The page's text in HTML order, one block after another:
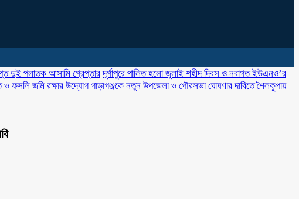
দুই পলাতক আসামি গ্রেপ্তার ‎দূর্গাপুরে পালিত হলো জুলাই শহীদ দিবস ও নবাগত ইউএনও’র
ও ফসলি জমি রক্ষার উদ্যোগ গাড়াগঞ্জকে নতুন উপজেলা ও পৌরসভা ঘোষণার দাবিতে শৈলকূপায়